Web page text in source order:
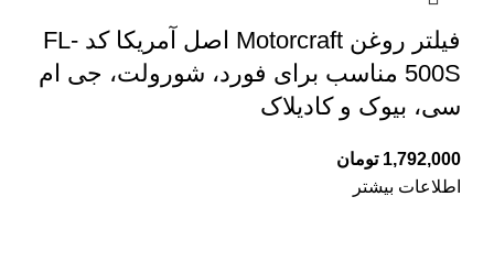
فیلتر روغن Motorcraft اصل آمریکا کد FL-
500S مناسب برای فورد، شورولت، جی ام
سی، بیوک و کادیلاک
1,792,000 تومان
اطلاعات بیشتر